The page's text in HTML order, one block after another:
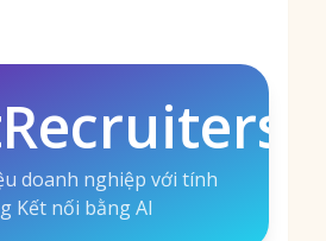
doanh nghiệp với tính
Kết nối bằng AI